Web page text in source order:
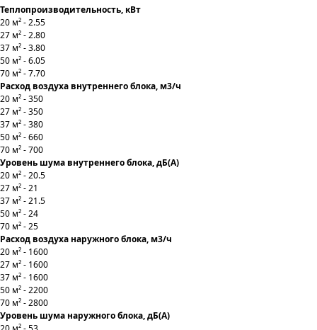
Теплопроизводительность, кВт
20 м² - 2.55
27 м² - 2.80
37 м² - 3.80
50 м² - 6.05
70 м² - 7.70
Расход воздуха внутреннего блока, м3/ч
20 м² - 350
27 м² - 350
37 м² - 380
50 м² - 660
70 м² - 700
Уровень шума внутреннего блока, дБ(А)
20 м² - 20.5
27 м² - 21
37 м² - 21.5
50 м² - 24
70 м² - 25
Расход воздуха наружного блока, м3/ч
20 м² - 1600
27 м² - 1600
37 м² - 1600
50 м² - 2200
70 м² - 2800
Уровень шума наружного блока, дБ(А)